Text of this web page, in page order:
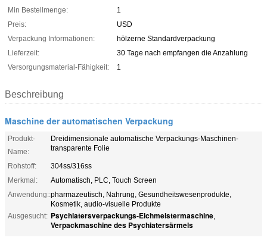
Min Bestellmenge:
1
Preis:
USD
Verpackung Informationen:
hölzerne Standardverpackung
Lieferzeit:
30 Tage nach empfangen die Anzahlung
Versorgungsmaterial-Fähigkeit:
1
Beschreibung
Maschine der automatischen Verpackung
Produkt-
Name:
Dreidimensionale automatische Verpackungs-Maschinen-
transparente Folie
Rohstoff:
304ss/316ss
Merkmal:
Automatisch, PLC, Touch Screen
Anwendung::pharmazeutisch, Nahrung, Gesundheitswesenprodukte,
Kosmetik, audio-visuelle Produkte
Ausgesucht: Psychiatersverpackungs-Eichmeistermaschine,
Verpackmaschine des Psychiatersärmels